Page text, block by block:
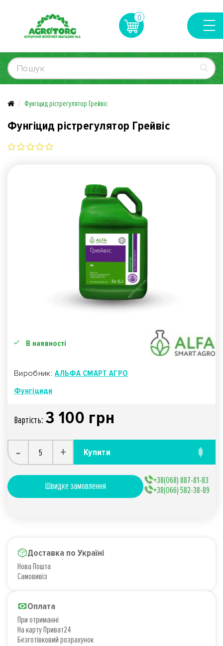
0
Фунгіцид рістрегулятор Грейвіс
Фунгіцид рістрегулятор Грейвіс
В наявності
Виробник:АЛЬФА СМАРТ АГРО
Фунгіциди
Вартiсть: 3 100 грн
- + Купити
Швидке замовлення
+38(068) 887-81-83
+38(066) 582-38-89
Доставка по Україні
Нова Пошта
Самовивіз
Оплата
При отриманні
На карту Приват24
Безготівковий розрахунок